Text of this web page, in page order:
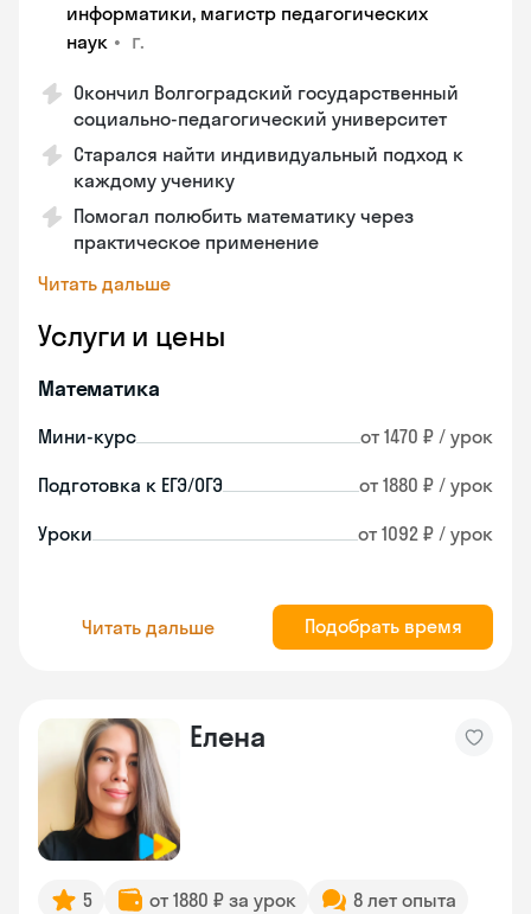
информатики, магистр педагогических
наук • г.
Окончил Волгоградский государственный
социально-педагогический университет
Старался найти индивидуальный подход к
каждому ученику
Помогал полюбить математику через
практическое применение
Читать дальше
Услуги и цены
Математика
Мини-курс от 1470 ₽ / урок
Подготовка к ЕГЭ/ОГЭ от 1880 ₽ / урок
Уроки от 1092 ₽ / урок
Читать дальше Подобрать время
Елена
5 от 1880 ₽ за урок
8 лет опыта